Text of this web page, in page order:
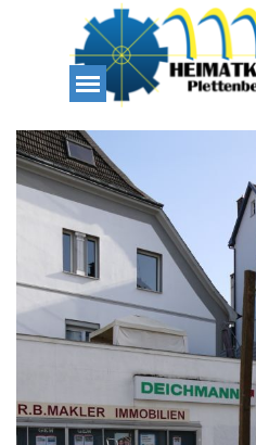
Direkt zum Seiteninhalt
Menü überspringen